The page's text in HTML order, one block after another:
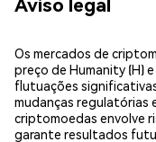
Os mercados de
preço de Humanity (H)
flutuações
mudanças regulatórias
criptomoedas envolve
garante resultados